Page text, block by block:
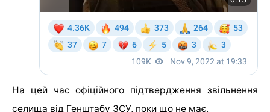
На цей час офіційного підтвердження звільнення
селища від Генштабу ЗСУ, поки що не має.